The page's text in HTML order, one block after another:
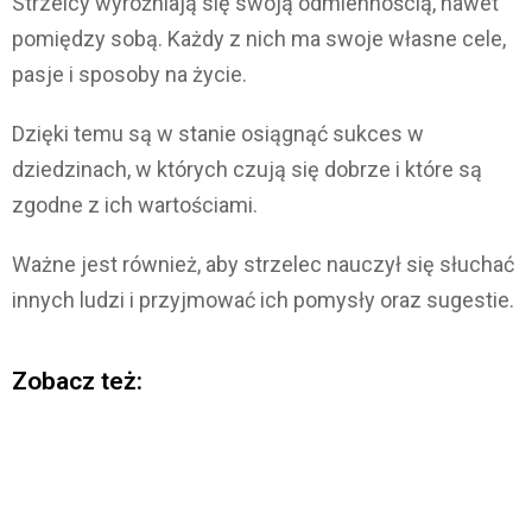
pomiędzy sobą. Każdy z nich ma swoje własne cele,
pasje i sposoby na życie.
Dzięki temu są w stanie osiągnąć sukces w
dziedzinach, w których czują się dobrze i które są
zgodne z ich wartościami.
Ważne jest również, aby strzelec nauczył się słuchać
innych ludzi i przyjmować ich pomysły oraz sugestie.
Zobacz też: